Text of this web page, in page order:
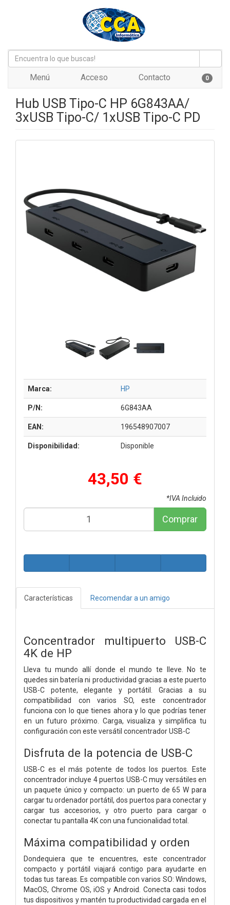
Menú Acceso Contacto 0
Hub USB Tipo-C HP 6G843AA/
3xUSB Tipo-C/ 1xUSB Tipo-C PD
Marca: HP
P/N: 6G843AA
EAN: 196548907007
Disponibilidad: Disponible
43,50 €
*IVA Incluido
Comprar
Características Recomendar a un amigo
Concentrador multipuerto USB-C
4K de HP
Lleva tu mundo allí donde el mundo te lleve. No te
quedes sin batería ni productividad gracias a este puerto
USB-C potente, elegante y portátil. Gracias a su
compatibilidad con varios SO, este concentrador
funciona con lo que tienes ahora y lo que podrías tener
en un futuro próximo. Carga, visualiza y simplifica tu
configuración con este versátil concentrador USB-C
Disfruta de la potencia de USB-C
USB-C es el más potente de todos los puertos. Este
concentrador incluye 4 puertos USB-C muy versátiles en
un paquete único y compacto: un puerto de 65 W para
cargar tu ordenador portátil, dos puertos para conectar y
cargar tus accesorios, y otro puerto para cargar o
conectar tu pantalla 4K con una funcionalidad total.
Máxima compatibilidad y orden
Dondequiera que te encuentres, este concentrador
compacto y portátil viajará contigo para ayudarte en
todas tus tareas. Es compatible con varios SO: Windows,
MacOS, Chrome OS, iOS y Android. Conecta casi todos
tus dispositivos y mantén tu productividad cargada en el